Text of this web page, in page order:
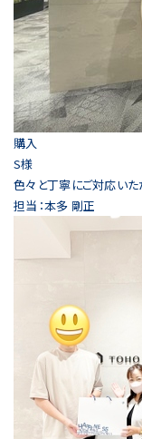
購入
S様
色々と丁寧にご対応いた
担当：本多 剛正